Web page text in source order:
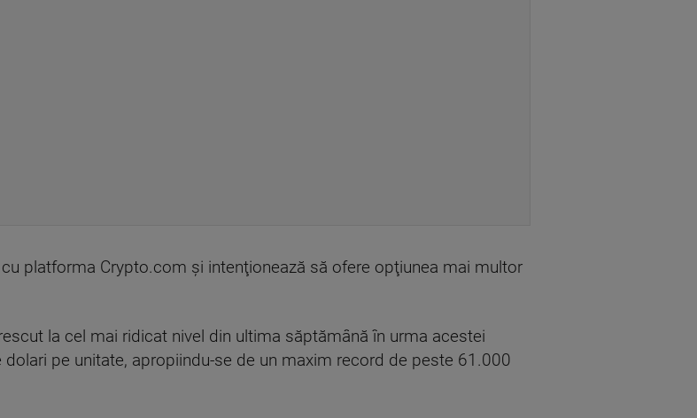
platforma Crypto.com şi intenţionează să ofere opţiunea mai multor
la cel mai ridicat nivel din ultima săptămână în urma acestei
pe unitate, apropiindu-se de un maxim record de peste 61.000